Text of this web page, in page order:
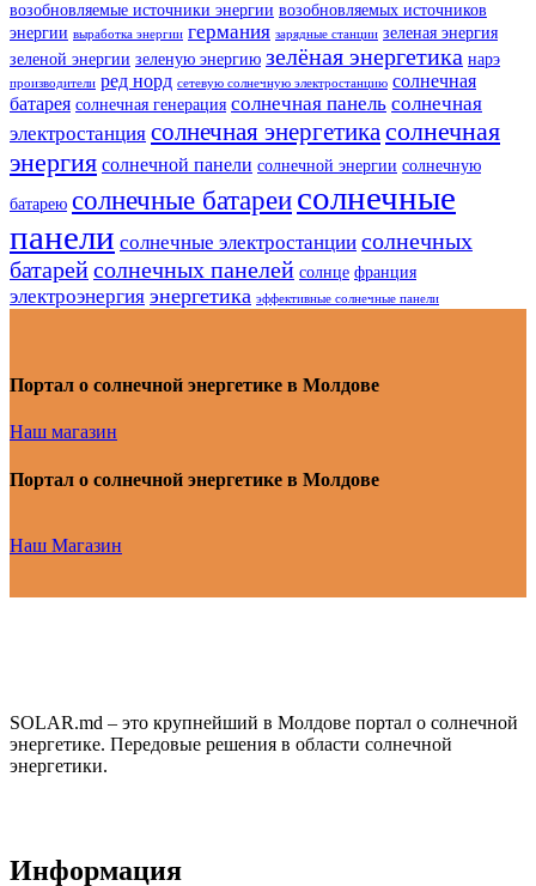
возобновляемые источники энергии возобновляемых источников
энергии выработка энергии германия зарядные станции зеленая энергия
зеленой энергии зеленую энергию зелёная энергетика нарэ
производители ред норд сетевую солнечную электростанцию солнечная
батарея солнечная генерация солнечная панель солнечная
электростанция солнечная энергетикасолнечная
энергия солнечной панели солнечной энергии солнечную
батарею солнечные батареисолнечные
панели солнечные электростанции солнечных
батарейсолнечных панелей солнце франция
электроэнергия энергетика эффективные солнечные панели
Портал о солнечной энергетике в Молдове
Наш магазин
Портал о солнечной энергетике в Молдове
Наш Магазин
SOLAR.md – это крупнейший в Молдове портал о солнечной
энергетике. Передовые решения в области солнечной
энергетики.
Информация